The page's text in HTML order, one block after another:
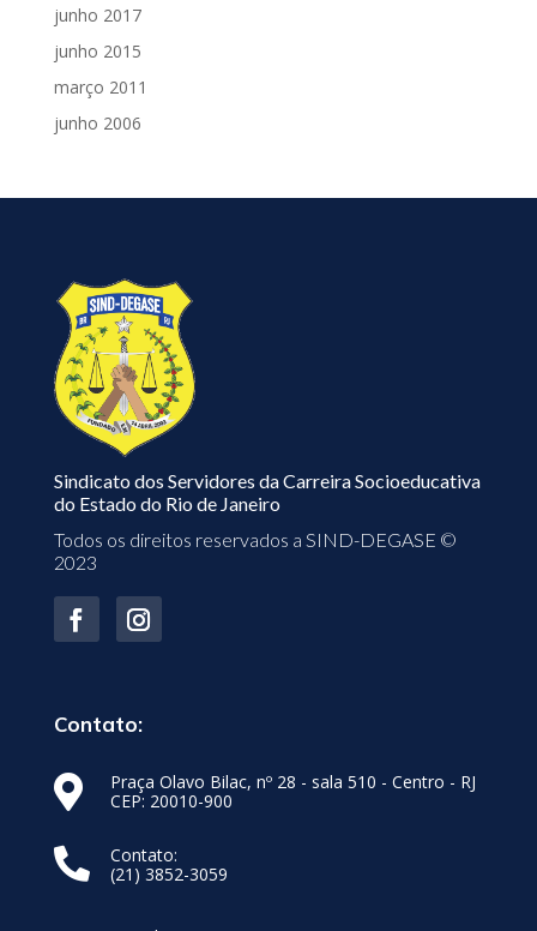
junho 2017
junho 2015
março 2011
junho 2006
Sindicato dos Servidores da Carreira Socioeducativa
do Estado do Rio de Janeiro
Todos os direitos reservados a SIND-DEGASE ©
2023
Contato:

Praça Olavo Bilac, nº 28 - sala 510 - Centro - RJ
CEP: 20010-900

Contato:
(21) 3852-3059